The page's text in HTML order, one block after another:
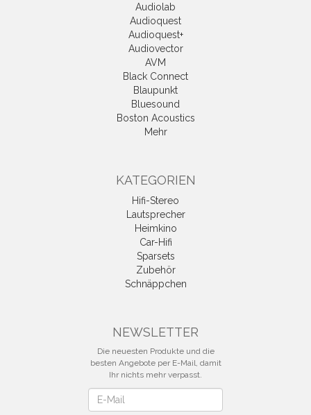
Audiolab
Audioquest
Audioquest+
Audiovector
AVM
Black Connect
Blaupunkt
Bluesound
Boston Acoustics
Mehr
KATEGORIEN
Hifi-Stereo
Lautsprecher
Heimkino
Car-Hifi
Sparsets
Zubehör
Schnäppchen
NEWSLETTER
Die neuesten Produkte und die
besten Angebote per E-Mail, damit
Ihr nichts mehr verpasst.